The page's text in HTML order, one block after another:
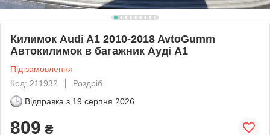
Килимок Audi A1 2010-2018 AvtoGumm
Автокилимок в багажник Ауді А1
Під замовлення
Код: 211932
Роздріб
Відправка з 19 серпня 2026
809 ₴